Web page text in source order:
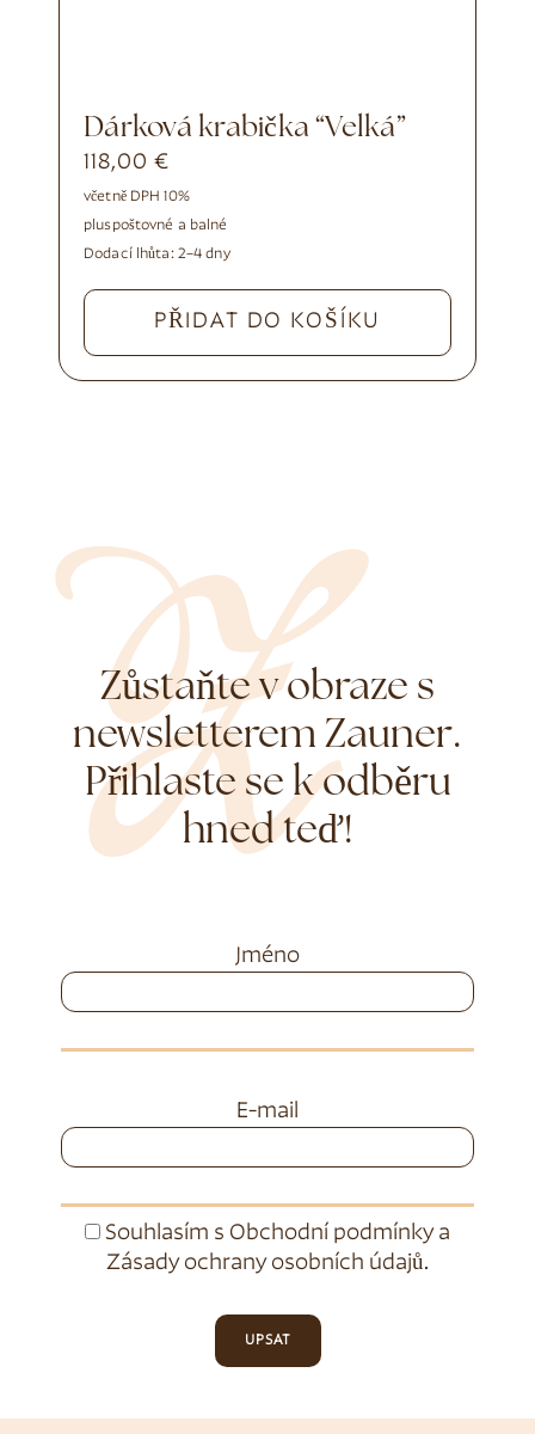
Dárková krabička “Velká”
118,00 €
včetně DPH 10%
pluspoštovné a balné
Dodací lhůta: 2–4 dny
PŘIDAT DO KOŠÍKU
Zůstaňte v obraze s
newsletterem Zauner.
Přihlaste se k odběru
hned teď!
Jméno
E-mail
Souhlasím s Obchodní podmínkya
Zásady ochrany osobních údajů.
UPSAT